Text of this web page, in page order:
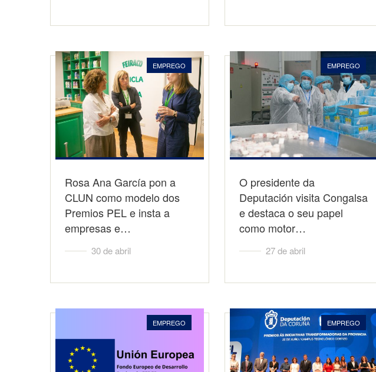
EMPREGO
Rosa Ana García pon a
CLUN como modelo dos
Premios PEL e insta a
empresas e…
30 de abril
EMPREGO
O presidente da
Deputación visita Congalsa
e destaca o seu papel
como motor…
27 de abril
EMPREGO EMPREGO